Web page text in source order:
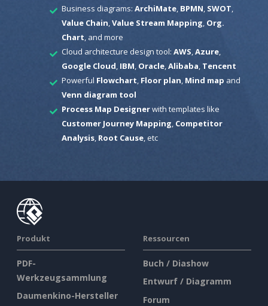
Business diagrams: ArchiMate, BPMN SWOT
Value Chain Value Stream Mapping Org.
Chart , and more
Cloud architecture design tool: AWS Azure,
Google Cloud IBM Oracle, Alibaba Tencent
Powerful Flowchart Floor plan Mind map and
Venn diagram tool
Process Map Designerwith templates like
Customer Journey Mapping Competitor
Analysis, Root Cause, etc
Produkt
PDF-
Werkzeugsammlung
Daumenkino-Hersteller
Ressourcen
Buch / Diashow
Entwurf / Diagramm
Forum